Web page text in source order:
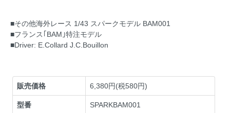
■その他海外レース 1/43 スパークモデル BAM001
■フランス｢BAM｣特注モデル
■Driver: E.Collard J.C.Bouillon
販売価格 6,380円(税580円)
型番 SPARKBAM001